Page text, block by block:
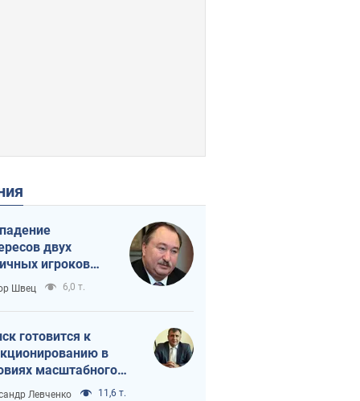
двух
игроков
тайный план
и Путина?
Швец 6,0 т.
готовится к
в
масштабного
кризиса
Левченко 11,6 т.